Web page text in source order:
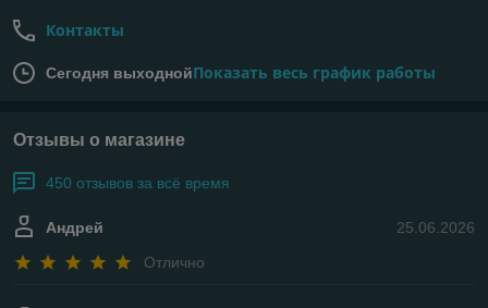
Контакты
Сегодня выходнойПоказать весь график работы
Отзывы о магазине
450 отзывов за всё время
25.06.2026
Андрей
Отлично